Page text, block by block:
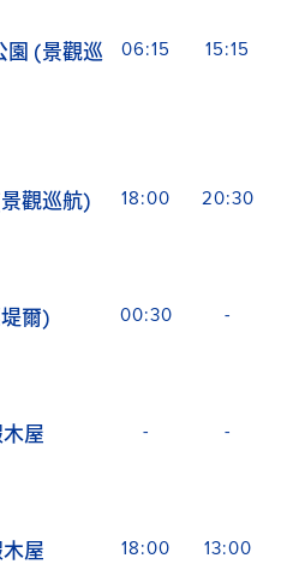
園 (景觀巡
06:15 15:15
觀巡航) 18:00 20:30
爾) 00:30 -
屋 - -
屋 18:00 13:00